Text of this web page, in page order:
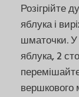
Розігрійте
яблука і
шматочки. У
яблука, 2